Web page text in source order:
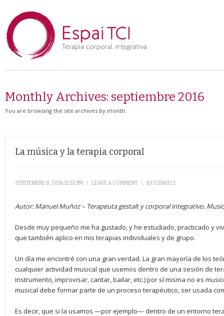
Monthly Archives: septiembre 2016
You are browsing the site archives by month.
La música y la terapia corporal
SEPTIEMBRE 8, 2016 12:52 PM \ LEAVE A COMMENT \ BYESPAITCI
Autor: Manuel Muñoz– Terapeuta gestalt y corporal integrativo.
Desde muy pequeño me ha gustado, y he estudiado, practicado y
que también aplico en mis terapias individuales y de grupo.
Un día me encontré con una gran verdad. La gran mayoría de los
cualquier actividad musical que usemos dentro de una sesión de
instrumento, improvisar, cantar, bailar, etc.) por sí misma no es
musical debe formar parte de un proceso terapéutico, ser usada
Es decir, que si la usamos —por ejemplo— dentro de un entorno